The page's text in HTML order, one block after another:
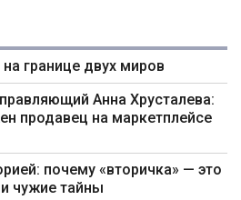
границе двух миров
Анна Хрусталева:
продавец на маркетплейсе
почему «вторичка» — это
чужие тайны